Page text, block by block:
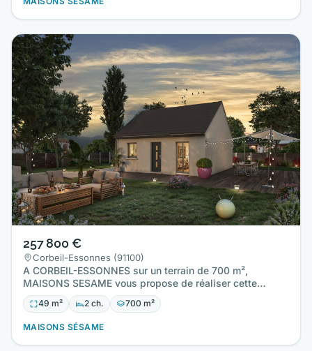
257 800 €
Corbeil-Essonnes (91100)
A CORBEIL-ESSONNES sur un terrain de 700 m²,
MAISONS SESAME vous propose de réaliser cette
maison neuve d'une surface…
49 m² 2 ch. 700 m²
MAISONS SÉSAME